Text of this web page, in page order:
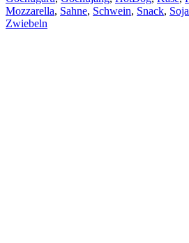
Mozzarella, Sahne, Schwein, Snack,
Zwiebeln